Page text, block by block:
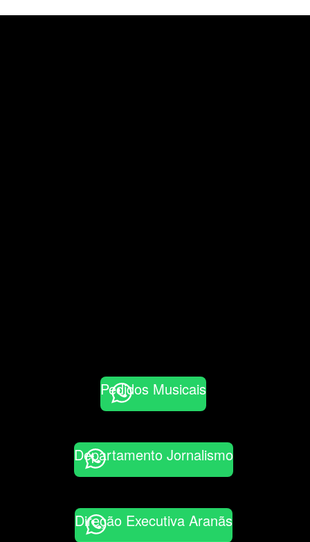
Pedidos Musicais
Departamento Jornalismo
Direção Executiva Aranãs